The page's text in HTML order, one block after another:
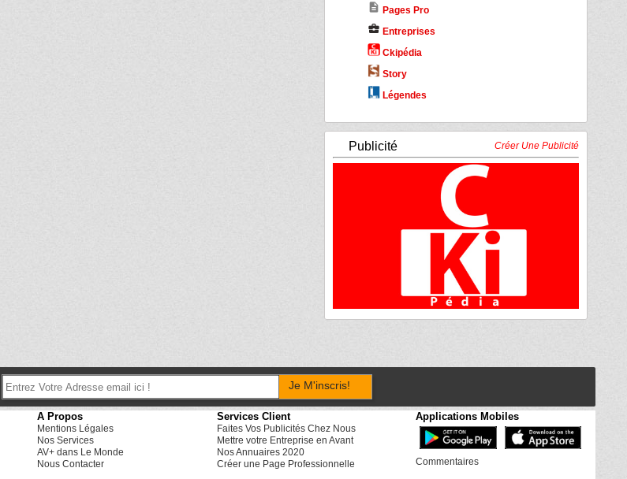
description Pages Pro
business_center Entreprises
Ckipédia
Story
Légendes
Publicité Créer Une Publicité
Je M'inscris!
A Propos
Mentions Légales
Nos Services
AV+ dans Le Monde
Nous Contacter
Services Client
Faites Vos Publicités Chez Nous
Mettre votre Entreprise en Avant
Nos Annuaires 2020
Créer une Page Professionnelle
Applications Mobiles
Commentaires